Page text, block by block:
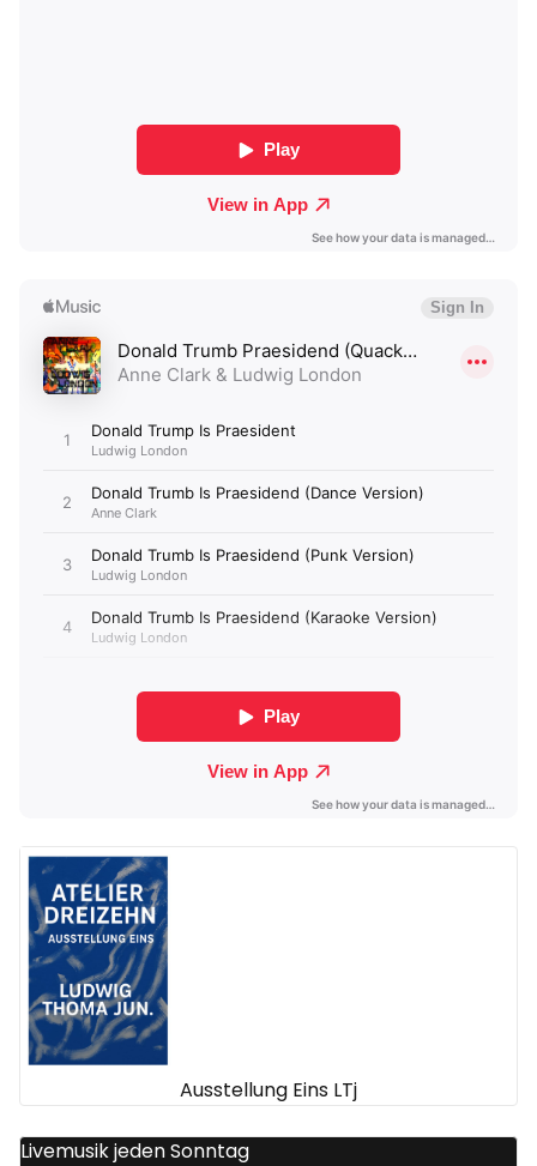
Ausstellung Eins LTj
Livemusik jeden Sonntag